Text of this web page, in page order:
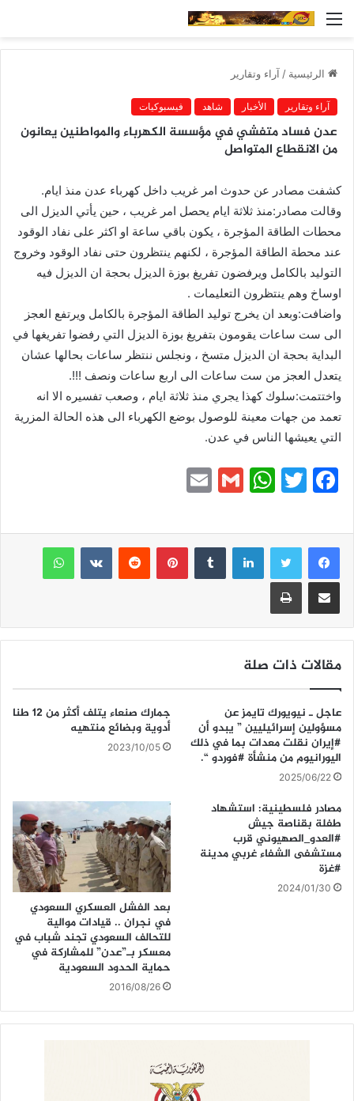
القائمة
الرئيسية / آراء وتقارير
آراء وتقارير الأخبار شاهد فيسبوكيات
عدن فساد متفشي في مؤسسة الكهرباء والمواطنين يعانون
من الانقطاع المتواصل
كشفت مصادر عن حدوث امر غريب داخل كهرباء عدن منذ ايام.
وقالت مصادر:منذ ثلاثة ايام يحصل امر غريب ، حين يأتي الديزل الى
محطات الطاقة المؤجرة ، يكون باقي ساعة او اكثر على نفاد الوقود
عند محطة الطاقة المؤجرة ، لكنهم ينتظرون حتى نفاد الوقود وخروج
التوليد بالكامل ويرفضون تفريغ بوزة الديزل بحجة ان الديزل فيه
اوساخ وهم ينتظرون التعليمات .
واضافت:وبعد ان يخرج توليد الطاقة المؤجرة بالكامل ويرتفع العجز
الى ست ساعات يقومون بتفريغ بوزة الديزل التي رفضوا تفريغها في
البداية بحجة ان الديزل متسخ ، ونجلس ننتظر ساعات بحالها عشان
يتعدل العجز من ست ساعات الى اربع ساعات ونصف !!!.
واختتمت:سلوك كهذا يجري منذ ثلاثة ايام ، وصعب تفسيره الا انه
تعمد من جهات معينة للوصول بوضع الكهرباء الى هذه الحالة المزرية
التي يعيشها الناس في عدن.
F
c
e
b
o
o
k
T
itt
er
W
at
s
A
p
G
ai
l
ai
l
لينكدإن بينتيريست واتساب
مشاركة عبر البريد طباعة
مقالات ذات صلة
عاجل ـ نيويورك تايمز عن
مسؤولين إسرائيليين ” يبدو أن
#إيران نقلت معدات بما في ذلك
اليورانيوم من منشأة #فوردو “.
2025/06/22
جمارك صنعاء يتلف أكثر من 12 طنا
أدوية وبضائع منتهيه
2023/10/05
مصادر فلسطينية: استشهاد
طفلة بقناصة جيش
#العدو_الصهيوني قرب
مستشفى الشفاء غربي مدينة
#غزة
2024/01/30
بعد الفشل العسكري السعودي
في نجران .. قيادات موالية
للتحالف السعودي تجند شباب في
معسكر بـ”عدن” للمشاركة في
حماية الحدود السعودية
2016/08/26